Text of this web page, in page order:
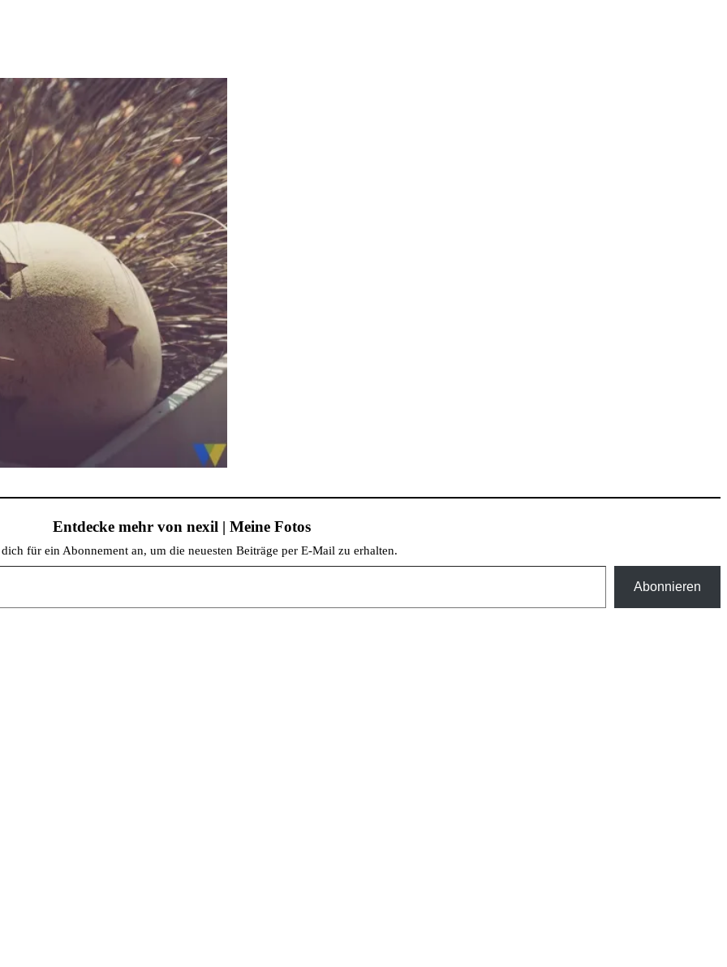
Entdecke mehr von nexil | Meine Fotos
für ein Abonnement an, um die neuesten Beiträge per E-Mail zu erhalten.
Abonnieren